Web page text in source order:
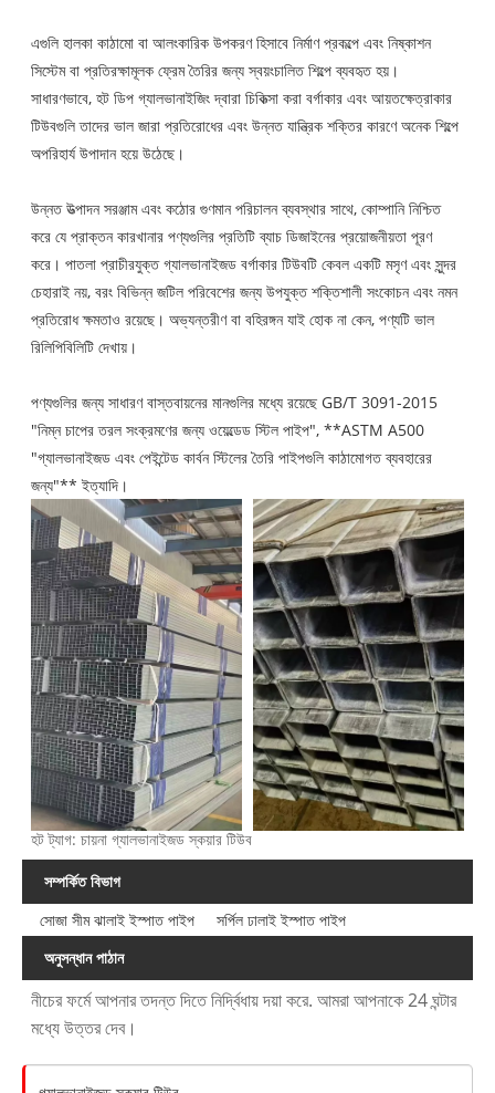
এগুলি হালকা কাঠামো বা আলংকারিক উপকরণ হিসাবে নির্মাণ প্রকল্পে এবং নিষ্কাশন
সিস্টেম বা প্রতিরক্ষামূলক ফ্রেম তৈরির জন্য স্বয়ংচালিত শিল্পে ব্যবহৃত হয়।
সাধারণভাবে, হট ডিপ গ্যালভানাইজিং দ্বারা চিকিত্সা করা বর্গাকার এবং আয়তক্ষেত্রাকার
টিউবগুলি তাদের ভাল জারা প্রতিরোধের এবং উন্নত যান্ত্রিক শক্তির কারণে অনেক শিল্পে
অপরিহার্য উপাদান হয়ে উঠেছে।
উন্নত উত্পাদন সরঞ্জাম এবং কঠোর গুণমান পরিচালন ব্যবস্থার সাথে, কোম্পানি নিশ্চিত
করে যে প্রাক্তন কারখানার পণ্যগুলির প্রতিটি ব্যাচ ডিজাইনের প্রয়োজনীয়তা পূরণ
করে। পাতলা প্রাচীরযুক্ত গ্যালভানাইজড বর্গাকার টিউবটি কেবল একটি মসৃণ এবং সুন্দর
চেহারাই নয়, বরং বিভিন্ন জটিল পরিবেশের জন্য উপযুক্ত শক্তিশালী সংকোচন এবং নমন
প্রতিরোধ ক্ষমতাও রয়েছে। অভ্যন্তরীণ বা বহিরঙ্গন যাই হোক না কেন, পণ্যটি ভাল
রিলিপিবিলিটি দেখায়।
পণ্যগুলির জন্য সাধারণ বাস্তবায়নের মানগুলির মধ্যে রয়েছে GB/T 3091-2015
"নিম্ন চাপের তরল সংক্রমণের জন্য ওয়েল্ডেড স্টিল পাইপ", **ASTM A500
"গ্যালভানাইজড এবং পেইন্টেড কার্বন স্টিলের তৈরি পাইপগুলি কাঠামোগত ব্যবহারের
জন্য"** ইত্যাদি।
হট ট্যাগ: চায়না গ্যালভানাইজড স্কয়ার টিউব
সম্পর্কিত বিভাগ
সোজা সীম ঝালাই ইস্পাত পাইপ
সর্পিল ঢালাই ইস্পাত পাইপ
অনুসন্ধান পাঠান
নীচের ফর্মে আপনার তদন্ত দিতে নির্দ্বিধায় দয়া করে. আমরা আপনাকে 24 ঘন্টার
মধ্যে উত্তর দেব।